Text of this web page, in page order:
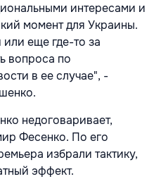
интересами и
момент для Украины.
еще где-то за
вопроса по
в ее случае", -
недоговаривает,
Фесенко. По его
избрали тактику,
эффект.